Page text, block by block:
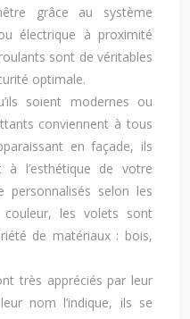
grâce au système
électrique à proximité
sont de véritables
optimale.
soient modernes ou
conviennent à tous
en façade, ils
à l’esthétique de votre
personnalisés selon les
les volets sont
de matériaux : bois,
très appréciés par leur
nom l’indique, ils se